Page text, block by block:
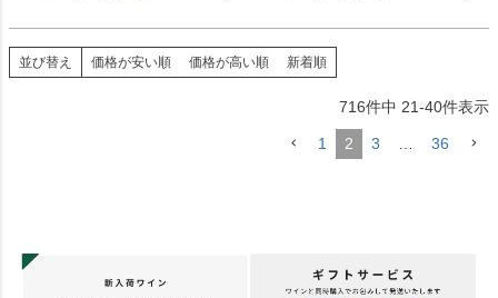
並び替え 価格が安い順 価格が高い順 新着順
716件中 21-40件表示
1 2 3 36